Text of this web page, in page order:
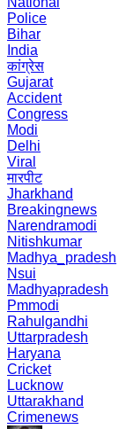
Police
Bihar
India
कांग्रेस
Gujarat
Accident
Congress
Modi
Delhi
Viral
मारपीट
Jharkhand
Breakingnews
Narendramodi
Nitishkumar
Madhya_pradesh
Nsui
Madhyapradesh
Pmmodi
Rahulgandhi
Uttarpradesh
Haryana
Cricket
Lucknow
Uttarakhand
Crimenews